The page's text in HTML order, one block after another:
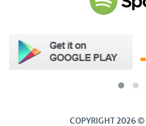
COPYRIGHT 2026 ©